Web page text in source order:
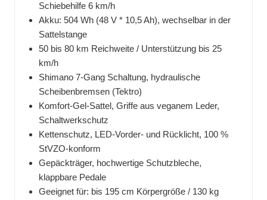
Schiebehilfe 6 km/h
Akku: 504 Wh (48 V * 10,5 Ah), wechselbar in der
Sattelstange
50 bis 80 km Reichweite / Unterstützung bis 25
km/h
Shimano 7-Gang Schaltung, hydraulische
Scheibenbremsen (Tektro)
Komfort-Gel-Sattel, Griffe aus veganem Leder,
Schaltwerkschutz
Kettenschutz, LED-Vorder- und Rücklicht, 100 %
StVZO-konform
Gepäckträger, hochwertige Schutzbleche,
klappbare Pedale
Geeignet für: bis 195 cm Körpergröße / 130 kg